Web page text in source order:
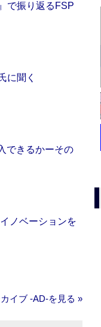
で振り返るFSP
に聞く
できるかーその
ノベーションを
イブ ‐AD‐を見る »